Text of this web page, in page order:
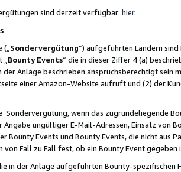
sind derzeit verfügbar: hier.
(„ Sondervergütung“) aufgeführten Ländern
Bounty Events“ die in dieser Ziffer 4 (a)
der Anlage beschrieben anspruchsberechtigt sein
einer Amazon-Website aufruft und (2) der
Sondervergütung, wenn das zugrundeliegende
Angabe ungültiger E-Mail-Adressen, Einsatz von
Bounty Events und Bounty Events, die nicht
von Fall zu Fall fest, ob ein Bounty Event
in der Anlage aufgeführten Bounty-spezifischen